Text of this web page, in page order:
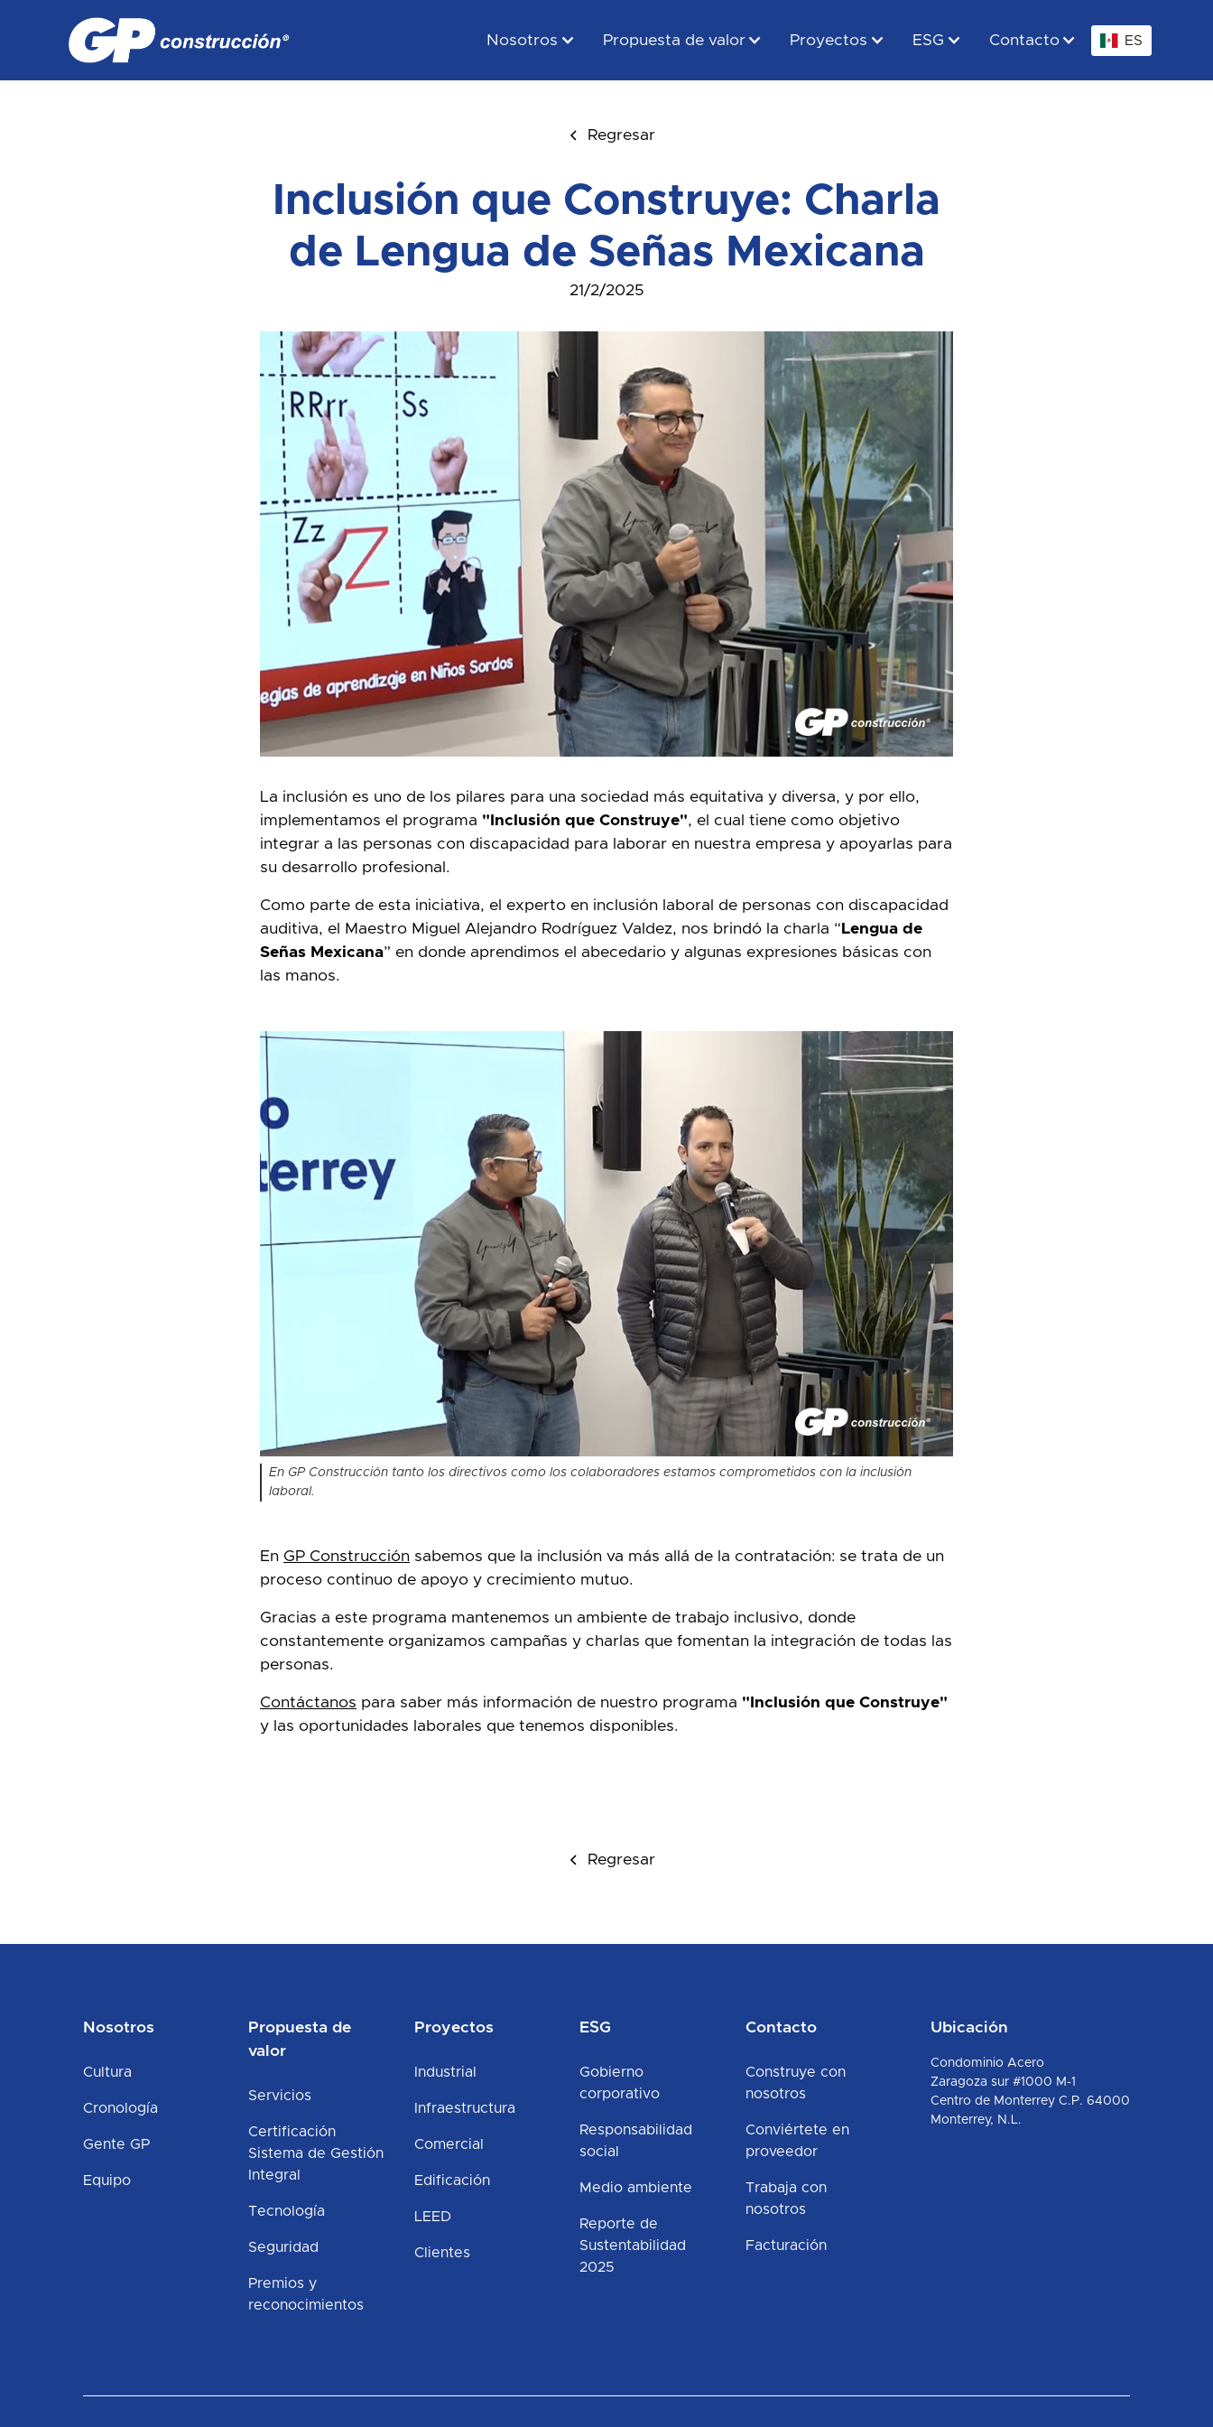
Nosotros Propuesta de valor Proyectos ESG Contacto ES
Regresar
Inclusión que Construye: Charla
de Lengua de Señas Mexicana
21/2/2025
La inclusión es uno de los pilares para una sociedad más equitativa y diversa, y por ello,
implementamos el programa "Inclusión que Construye", el cual tiene como objetivo
integrar a las personas con discapacidad para laborar en nuestra empresa y apoyarlas para
su desarrollo profesional.
Como parte de esta iniciativa, el experto en inclusión laboral de personas con discapacidad
auditiva, el Maestro Miguel Alejandro Rodríguez Valdez, nos brindó la charla “ Lengua de
Señas Mexicana” en donde aprendimos el abecedario y algunas expresiones básicas con
las manos.
En GP Construcción tanto los directivos como los colaboradores estamos comprometidos con la inclusión
laboral.
En GP Construcción sabemos que la inclusión va más allá de la contratación: se trata de un
proceso continuo de apoyo y crecimiento mutuo.
Gracias a este programa mantenemos un ambiente de trabajo inclusivo, donde
constantemente organizamos campañas y charlas que fomentan la integración de todas las
personas.
Contáctanos para saber más información de nuestro programa "Inclusión que Construye"
y las oportunidades laborales que tenemos disponibles.
Regresar
Nosotros
Cultura
Cronología
Gente GP
Equipo
Propuesta de
valor
Servicios
Certificación
Sistema de Gestión
Integral
Tecnología
Seguridad
Premios y
reconocimientos
Proyectos
Industrial
Infraestructura
Comercial
Edificación
LEED
Clientes
ESG
Gobierno
corporativo
Responsabilidad
social
Medio ambiente
Reporte de
Sustentabilidad
2025
Contacto
Construye con
nosotros
Conviértete en
proveedor
Trabaja con
nosotros
Facturación
Ubicación
Condominio Acero
Zaragoza sur #1000 M-1
Centro de Monterrey C.P. 64000
Monterrey, N.L.